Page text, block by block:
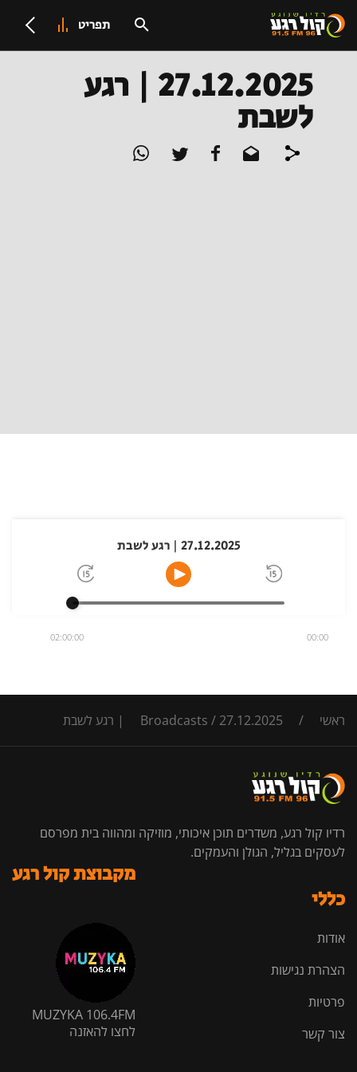
תפריט
27.12.2025 | רגע
לשבת
27.12.2025 | רגע לשבת
00:00
02:00:00
ראשי /
Broadcasts / 27.12.2025 | רגע לשבת
רדיו קול רגע, משדרים תוכן איכותי, מוזיקה ומהווה בית מפרסם
לעסקים בגליל, הגולן והעמקים.
כללי
אודות
הצהרת נגישות
פרטיות
צור קשר
מקבוצת קול רגע
MUZYKA 106.4FM
לחצו להאזנה